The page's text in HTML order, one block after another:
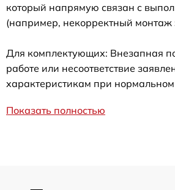
который напрямую связан с
(например, некорректный монтаж
Для комплектующих: Внезапная
работе или несоответствие
характеристикам при
Показать полностью